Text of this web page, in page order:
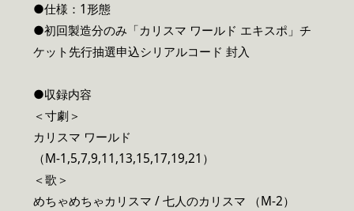
●仕様：1形態
●初回製造分のみ「カリスマ ワールド エキスポ」チ
ケット先行抽選申込シリアルコード 封入
●収録内容
＜寸劇＞
カリスマ ワールド
（M-1,5,7,9,11,13,15,17,19,21）
＜歌＞
めちゃめちゃカリスマ / 七人のカリスマ （M-2）